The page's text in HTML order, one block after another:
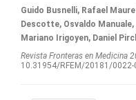
Guido Busnelli, Rafael
Descotte, Osvaldo
Mariano Irigoyen, Daniel
Revista Fronteras en Medicina
10.31954/RFEM/20181/0022-